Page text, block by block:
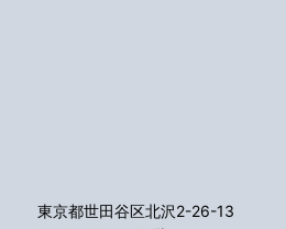
東京都世田谷区北沢2-26-13